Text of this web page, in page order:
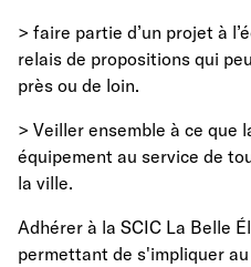
> faire partie d’un projet à
relais de propositions qui
près ou de loin.
> Veiller ensemble à ce que
équipement au service de
la ville.
Adhérer à la SCIC La Belle
permettant de s'impliquer